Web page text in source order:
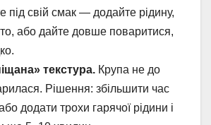
під свій смак — додайте рідину,
або дайте довше поваритися,
текстура. Крупа не до
Рішення: збільшити час
додати трохи гарячої рідини і